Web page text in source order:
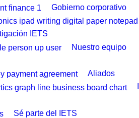
Gobierno corporativo
IETS
Nuestro equipo
Aliados
Sé parte del IETS